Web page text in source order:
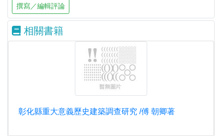
相關書籍
彰化縣重大意義歷史建築調查研究 /傅 朝卿著